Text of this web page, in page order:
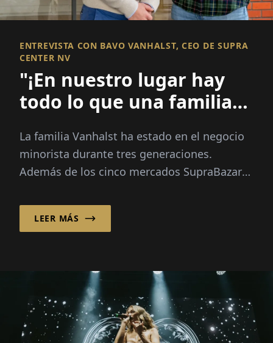
ENTREVISTA CON BAVO VANHALST, CEO DE SUPRA
CENTER NV
"¡En nuestro lugar hay
todo lo que una familia
La familia Vanhalst ha estado en el negocio
minorista durante tres generaciones.
Además de los cinco mercados SupraBazar
opera...
LEER MÁS